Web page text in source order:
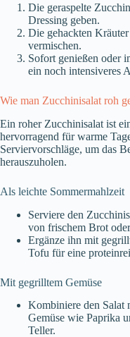
Die geraspelte
Dressing geben.
Die gehackten
vermischen.
Sofort genießen oder
ein noch intensiveres
Wie man Zucchinisalat roh
Ein roher Zucchinisalat ist
hervorragend für warme
Serviervorschläge, um das
herauszuholen.
Als leichte Sommermahlzeit
Serviere den
von frischem Brot
Ergänze ihn mit
Tofu für eine
Mit gegrilltem Gemüse
Kombiniere den Salat
Gemüse wie Paprika
Teller.